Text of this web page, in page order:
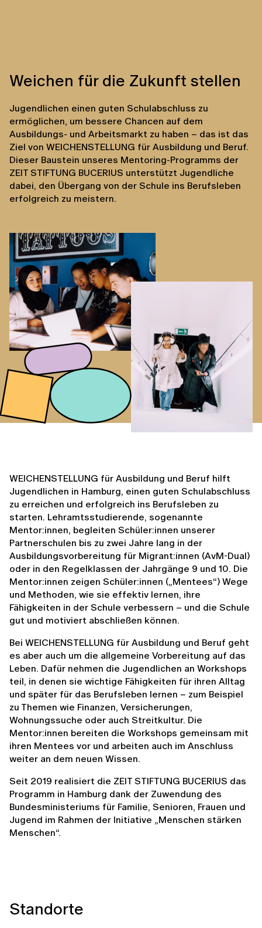
Weichen für die Zukunft stellen
Jugendlichen einen guten Schulabschluss zu
ermöglichen, um bessere Chancen auf dem
Ausbildungs- und Arbeitsmarkt zu haben – das ist das
Ziel von WEICHENSTELLUNG für Ausbildung und Beruf.
Dieser Baustein unseres Mentoring-Programms der
ZEIT STIFTUNG BUCERIUS unterstützt Jugendliche
dabei, den Übergang von der Schule ins Berufsleben
erfolgreich zu meistern.
WEICHENSTELLUNG für Ausbildung und Beruf hilft
Jugendlichen in Hamburg, einen guten Schulabschluss
zu erreichen und erfolgreich ins Berufsleben zu
starten. Lehramtsstudierende, sogenannte
Mentor:innen, begleiten Schüler:innen unserer
Partnerschulen bis zu zwei Jahre lang in der
Ausbildungsvorbereitung für Migrant:innen (AvM-Dual)
oder in den Regelklassen der Jahrgänge 9 und 10. Die
Mentor:innen zeigen Schüler:innen („Mentees“) Wege
und Methoden, wie sie effektiv lernen, ihre
Fähigkeiten in der Schule verbessern – und die Schule
gut und motiviert abschließen können.
Bei WEICHENSTELLUNG für Ausbildung und Beruf geht
es aber auch um die allgemeine Vorbereitung auf das
Leben. Dafür nehmen die Jugendlichen an Workshops
teil, in denen sie wichtige Fähigkeiten für ihren Alltag
und später für das Berufsleben lernen – zum Beispiel
zu Themen wie Finanzen, Versicherungen,
Wohnungssuche oder auch Streitkultur. Die
Mentor:innen bereiten die Workshops gemeinsam mit
ihren Mentees vor und arbeiten auch im Anschluss
weiter an dem neuen Wissen.
Seit 2019 realisiert die ZEIT STIFTUNG BUCERIUS das
Programm in Hamburg dank der Zuwendung des
Bundesministeriums für Familie, Senioren, Frauen und
Jugend im Rahmen der Initiative „Menschen stärken
Menschen“.
Standorte